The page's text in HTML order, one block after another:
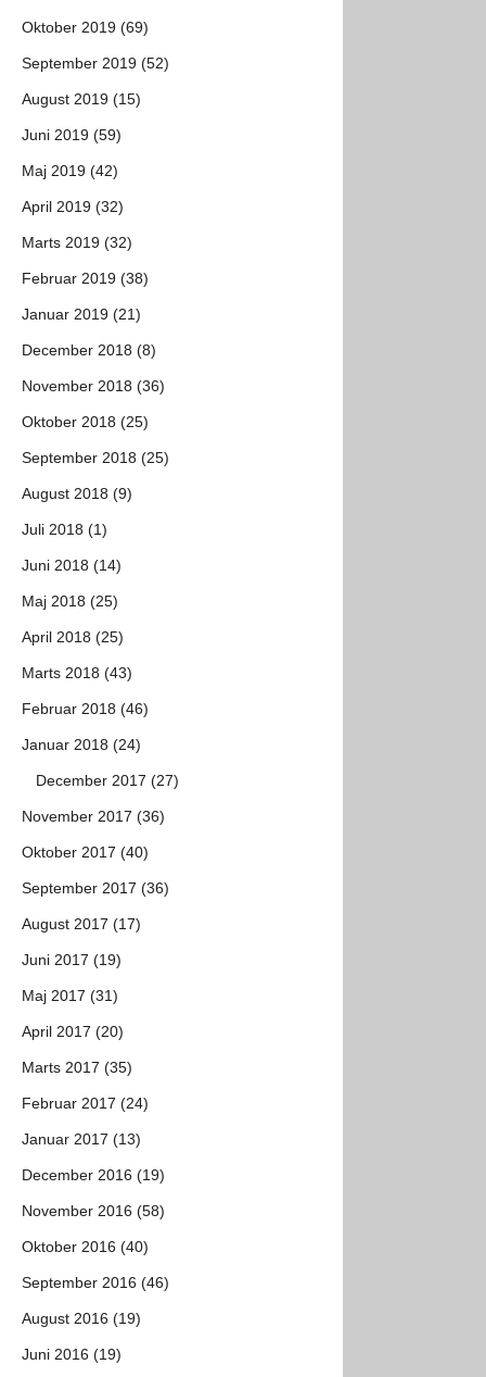
Oktober 2019 (69)
September 2019 (52)
August 2019 (15)
Juni 2019 (59)
Maj 2019 (42)
April 2019 (32)
Marts 2019 (32)
Februar 2019 (38)
Januar 2019 (21)
December 2018 (8)
November 2018 (36)
Oktober 2018 (25)
September 2018 (25)
August 2018 (9)
Juli 2018 (1)
Juni 2018 (14)
Maj 2018 (25)
April 2018 (25)
Marts 2018 (43)
Februar 2018 (46)
Januar 2018 (24)
December 2017 (27)
November 2017 (36)
Oktober 2017 (40)
September 2017 (36)
August 2017 (17)
Juni 2017 (19)
Maj 2017 (31)
April 2017 (20)
Marts 2017 (35)
Februar 2017 (24)
Januar 2017 (13)
December 2016 (19)
November 2016 (58)
Oktober 2016 (40)
September 2016 (46)
August 2016 (19)
Juni 2016 (19)